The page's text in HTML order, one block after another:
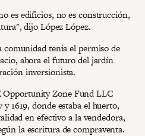
es edificios, no es construcción,
dijo López López.
tenía el permiso de
ahora el futuro del jardín
inversionista.
Opportunity Zone Fund LLC
1619, donde estaba el huerto,
en efectivo a la vendedora,
la escritura de compraventa.